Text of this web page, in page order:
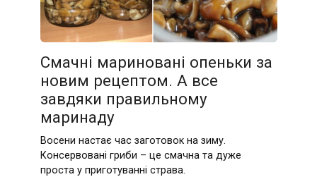
Смачні мариновані опеньки за
новим рецептом. А все
завдяки правильному
маринаду
Восени настає час заготовок на зиму.
Консервовані гриби – це смачна та дуже
проста у приготуванні страва.